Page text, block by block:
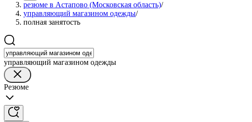
резюме в Астапово (Московская область)/
управляющий магазином одежды/
полная занятость
управляющий магазином одежды
Резюме